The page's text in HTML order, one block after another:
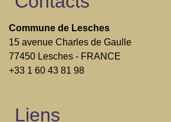
Commune de Lesches
15 avenue Charles de Gaulle
77450 Lesches - FRANCE
+33 1 60 43 81 98
Liens